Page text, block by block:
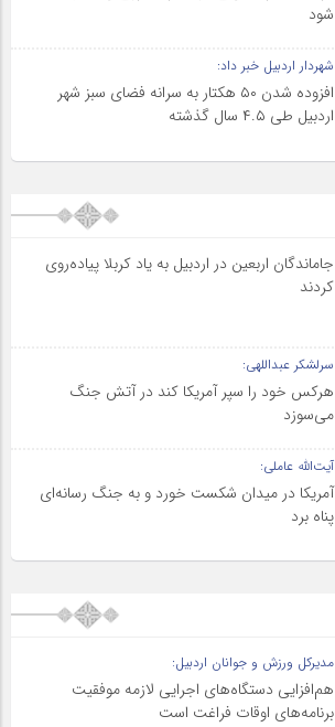
شود
شهردار اردبیل خبر داد:
افزوده شدن ۵۰ هکتار به سرانه فضای سبز شهر
اردبیل طی ۴.۵ سال گذشته
جاماندگان اربعین در اردبیل به یاد کربلا پیاده‌روی
کردند
سرلشکر عبداللهی:
هرکس خود را سپر آمریکا کند در آتش جنگ
می‌سوزد
آیت‌الله عاملی:
آمریکا در میدان شکست خورد و به جنگ رسانه‌ای
پناه برد
مدیرکل ورزش و جوانان اردبیل:
هم‌افزایی دستگاه‌های اجرایی لازمه موفقیت
برنامه‌های اوقات فراغت است